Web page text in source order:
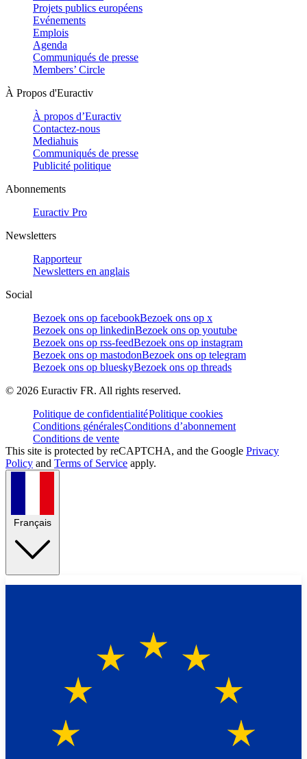
Projets publics européens
Evénements
Emplois
Agenda
Communiqués de presse
Members’ Circle
À Propos d'Euractiv
À propos d’Euractiv
Contactez-nous
Mediahuis
Communiqués de presse
Publicité politique
Abonnements
Euractiv Pro
Newsletters
Rapporteur
Newsletters en anglais
Social
Bezoek ons op facebookBezoek ons op x
Bezoek ons op linkedinBezoek ons op youtube
Bezoek ons op rss-feedBezoek ons op instagram
Bezoek ons op mastodonBezoek ons op telegram
Bezoek ons op blueskyBezoek ons op threads
© 2026 Euractiv FR. All rights reserved.
Politique de confidentialitéPolitique cookies
Conditions généralesConditions d’abonnement
Conditions de vente
This site is protected by reCAPTCHA, and the Google Privacy
Policy and Terms of Service apply.
Français